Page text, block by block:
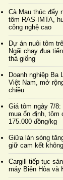
Cà Mau thúc đẩy
tôm RAS-IMTA,
công nghệ cao
Dự án nuôi tôm
Ngãi chạy đua
thả giống
Doanh nghiệp Ba
Việt Nam, mở
chiều
Giá tôm ngày 7/
mua ổn định, tôm
175.000 đồng/kg
Giữa làn sóng
giữ cam kết
Cargill tiếp tục
máy Biên Hòa và